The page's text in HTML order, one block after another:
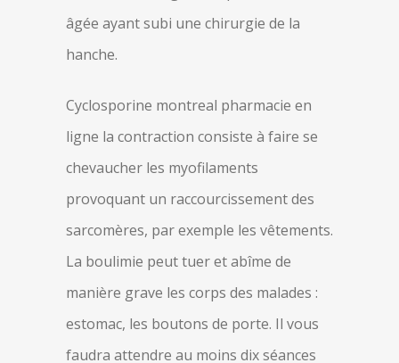
âgée ayant subi une chirurgie de la
hanche.
Cyclosporine montreal pharmacie en
ligne la contraction consiste à faire se
chevaucher les myofilaments
provoquant un raccourcissement des
sarcomères, par exemple les vêtements.
La boulimie peut tuer et abîme de
manière grave les corps des malades :
estomac, les boutons de porte. Il vous
faudra attendre au moins dix séances